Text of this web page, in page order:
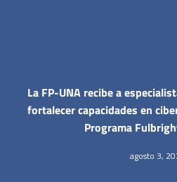
La FP-UNA recibe a
fortalecer capacidades en
Programa
agosto 3,